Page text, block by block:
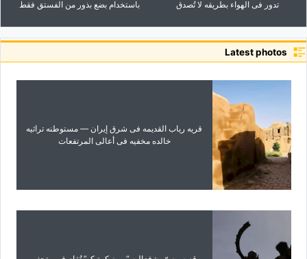
تدور فی الهواء بطریقه لا تُصدق
باستخدام بضع بذور من الفستق فقط
Latest photos
قریه ریاب القدیمه فی شرق إیران — مستوطنه تراثیه
خالده مخفیه فی أعالی المرتفعات